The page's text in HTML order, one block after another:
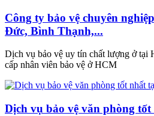
Công ty bảo vệ chuyên
Đức, Bình Thạnh,...
Dịch vụ bảo vệ uy tín chất lượng ở tại
cấp nhân viên bảo vệ ở HCM
Dịch vụ bảo vệ văn phòng